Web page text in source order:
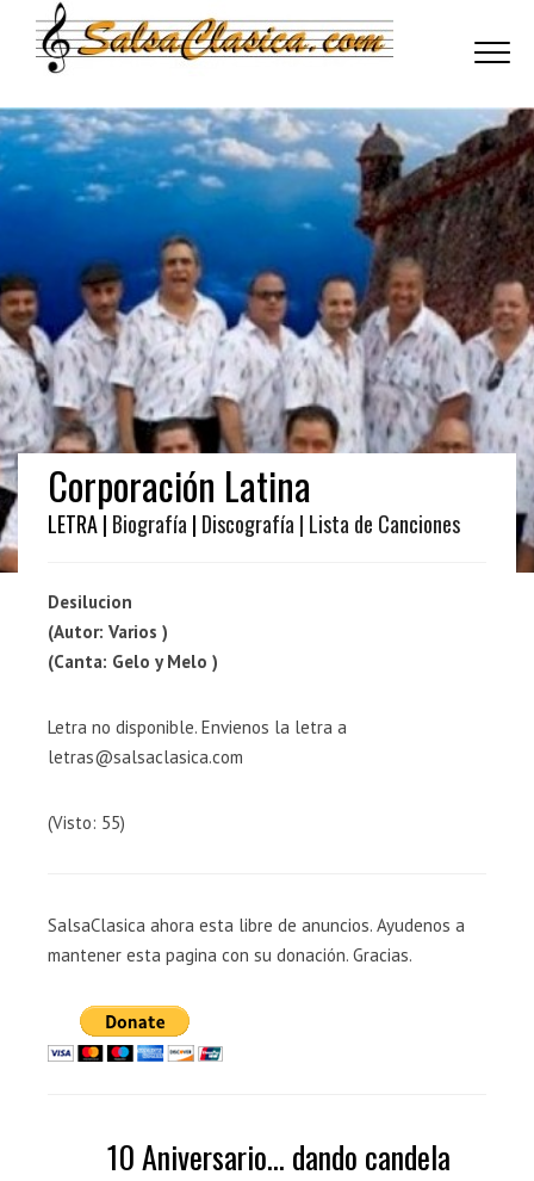
Corporación Latina
LETRA | Biografía | Discografía | Lista de Canciones
Desilucion
(Autor: Varios )
(Canta: Gelo y Melo )
Letra no disponible. Envienos la letra a
letras@salsaclasica.com
(Visto: 55)
SalsaClasica ahora esta libre de anuncios. Ayudenos a
mantener esta pagina con su donación. Gracias.
10 Aniversario... dando candela